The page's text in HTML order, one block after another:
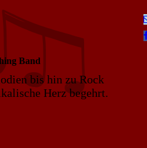
Band
bis hin zu Rock
Herz begehrt.